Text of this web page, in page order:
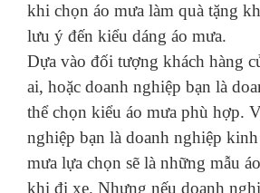
khi chọn áo mưa làm quà tặng
lưu ý đến kiểu dáng áo mưa.
Dựa vào đối tượng khách hàng
ai, hoặc doanh nghiệp bạn là
thể chọn kiểu áo mưa phù hợp.
nghiệp bạn là doanh nghiệp
mưa lựa chọn sẽ là những mẫu
khi đi xe. Nhưng nếu doanh